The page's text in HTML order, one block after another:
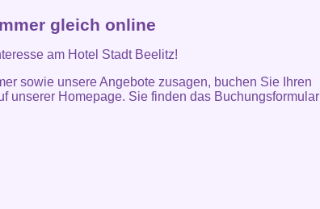
gleich online
am Hotel Stadt Beelitz!
sowie unsere Angebote zusagen, buchen Sie Ihren
unserer Homepage. Sie finden das Buchungsformular